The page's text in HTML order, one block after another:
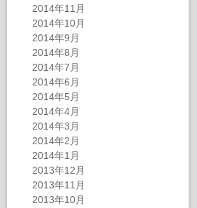
2014年11月
2014年10月
2014年9月
2014年8月
2014年7月
2014年6月
2014年5月
2014年4月
2014年3月
2014年2月
2014年1月
2013年12月
2013年11月
2013年10月